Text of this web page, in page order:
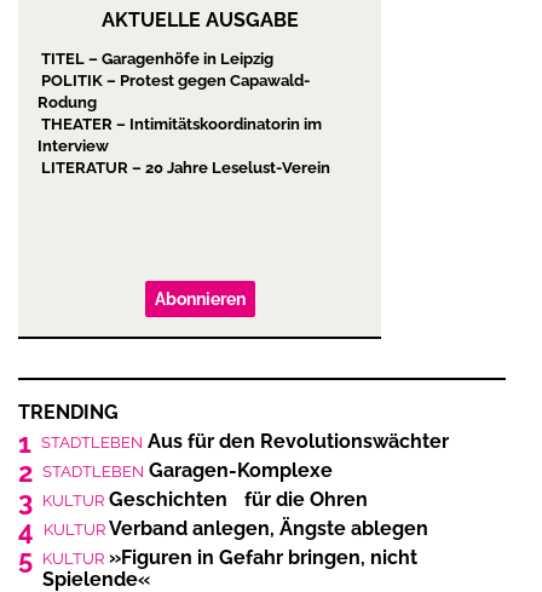
AKTUELLE AUSGABE
TITEL – Garagenhöfe in Leipzig
POLITIK – Protest gegen Capawald-
Rodung
THEATER – Intimitätskoordinatorin im
Interview
LITERATUR – 20 Jahre Leselust-Verein
Abonnieren
TRENDING
1 STADTLEBEN Aus für den Revolutionswächter
2 STADTLEBEN Garagen-Komplexe
3 KULTUR Geschichten für die Ohren
4 KULTUR Verband anlegen, Ängste ablegen
5 KULTUR »Figuren in Gefahr bringen, nicht
Spielende«